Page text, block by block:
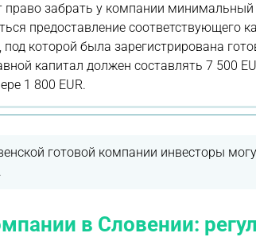
забрать у компании минимальный
предоставление соответствующего
которой была зарегистрирована
капитал должен составлять 7 500
1 800 EUR.
готовой компании инвесторы
в Словении: